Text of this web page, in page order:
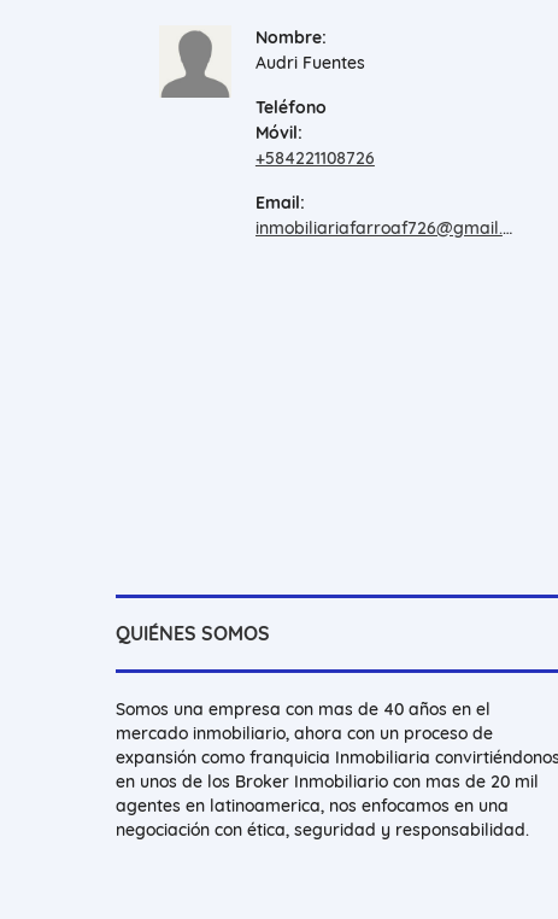
Nombre:
Audri Fuentes
Teléfono
Móvil:
+584221108726
Email:
inmobiliariafarroaf726@gmail.com
QUIÉNES SOMOS
Somos una empresa con mas de 40 años en el
mercado inmobiliario, ahora con un proceso de
expansión como franquicia Inmobiliaria convirtiéndonos
en unos de los Broker Inmobiliario con mas de 20 mil
agentes en latinoamerica, nos enfocamos en una
negociación con ética, seguridad y responsabilidad.